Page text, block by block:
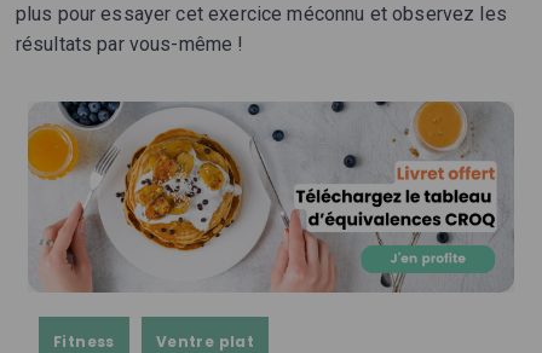
plus pour essayer cet exercice méconnu et observez les
résultats par vous-même !
Fitness Ventre plat